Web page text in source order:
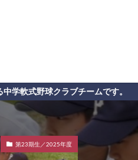
第23期生／2025年度